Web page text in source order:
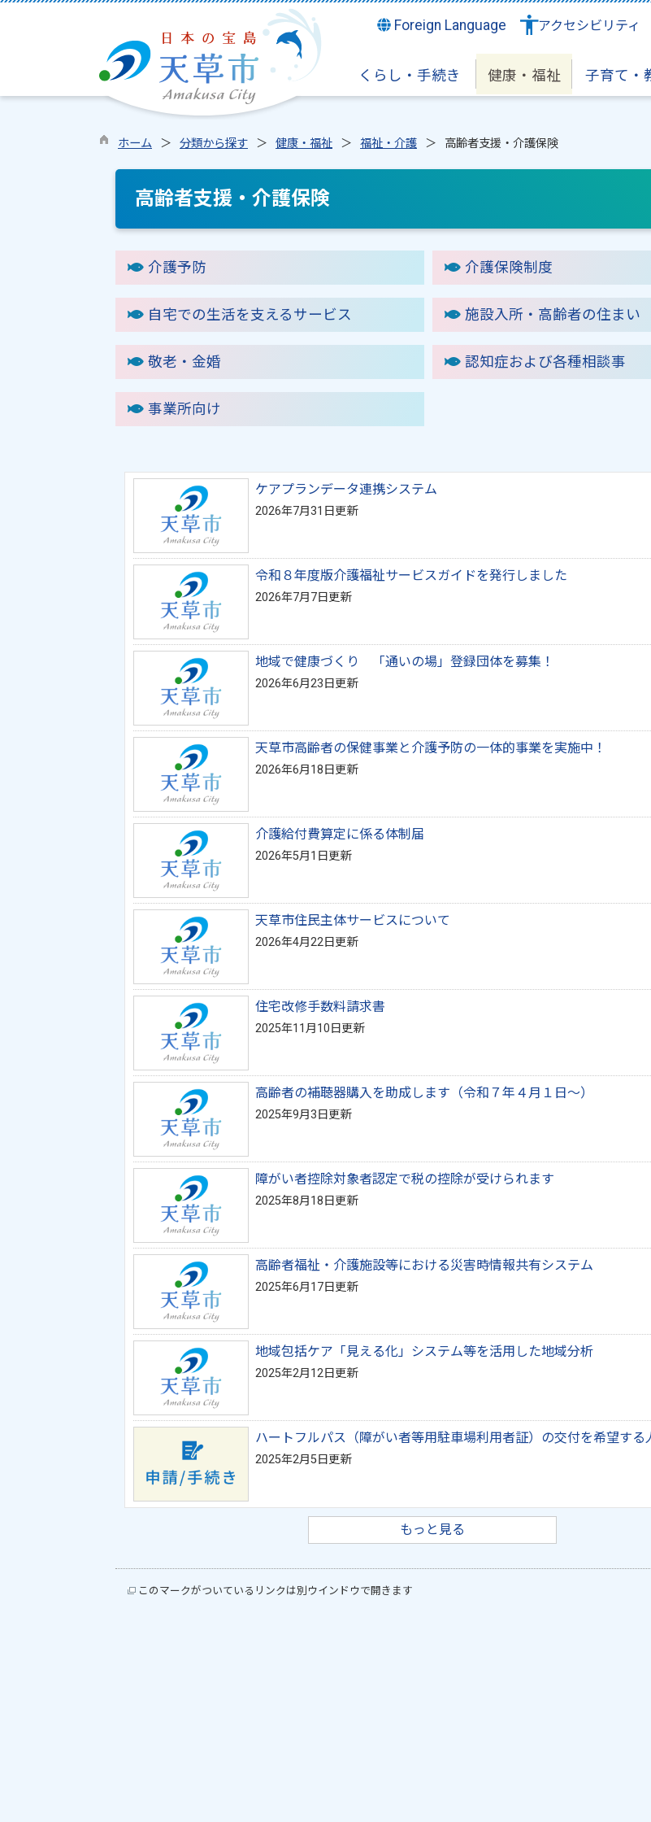
Foreign Language アクセシビリティ
くらし・手続き 健康・福祉 子育て・
ホーム 分類から探す 健康・福祉 福祉・介護 高齢者支援・介護保険
高齢者支援・介護保険
介護予防 介護保険制度
自宅での生活を支えるサービス 施設入所・高齢者の住まい
敬老・金婚 認知症および各種相談事
事業所向け
ケアプランデータ連携システム
2026年7月31日更新
令和８年度版介護福祉サービスガイドを発行しました
2026年7月7日更新
地域で健康づくり 「通いの場」登録団体を募集！
2026年6月23日更新
天草市高齢者の保健事業と介護予防の一体的事業を実施中！
2026年6月18日更新
介護給付費算定に係る体制届
2026年5月1日更新
天草市住民主体サービスについて
2026年4月22日更新
住宅改修手数料請求書
2025年11月10日更新
高齢者の補聴器購入を助成します（令和７年４月１日～）
2025年9月3日更新
障がい者控除対象者認定で税の控除が受けられます
2025年8月18日更新
高齢者福祉・介護施設等における災害時情報共有システム
2025年6月17日更新
地域包括ケア「見える化」システム等を活用した地域分析
2025年2月12日更新
ハートフルパス（障がい者等用駐車場利用者証）の交付を希望する
2025年2月5日更新
もっと見る
このマークがついているリンクは別ウインドウで開きます